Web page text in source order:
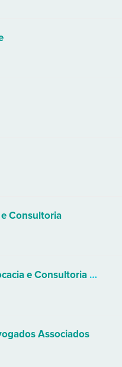
Consultoria
João Ricardo Santos - Advocacia e Consultoria Jurídica
Associados